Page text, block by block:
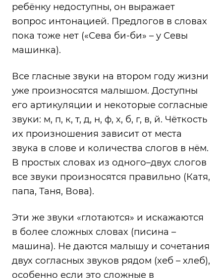
ребёнку недоступны, он выражает
вопрос интонацией. Предлогов в словах
пока тоже нет («Сева би-би» – у Севы
машинка).
Все гласные звуки на втором году жизни
уже произносятся малышом. Доступны
его артикуляции и некоторые согласные
звуки: м, п, к, т, д, н, ф, х, б, г, в, й. Чёткость
их произношения зависит от места
звука в слове и количества слогов в нём.
В простых словах из одного–двух слогов
все звуки произносятся правильно (Катя,
папа, Таня, Вова).
Эти же звуки «глотаются» и искажаются
в более сложных словах (писина –
машина). Не даются малышу и сочетания
двух согласных звуков рядом (хеб – хлеб),
особенно если это сложные в